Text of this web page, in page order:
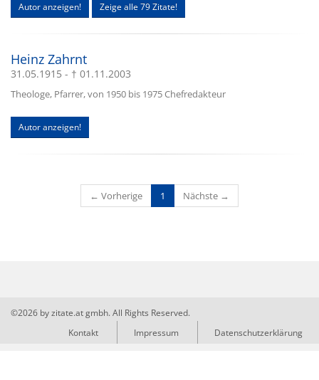
Autor anzeigen! Zeige alle 79 Zitate!
Heinz Zahrnt
31.05.1915 - † 01.11.2003
Theologe, Pfarrer, von 1950 bis 1975 Chefredakteur
Autor anzeigen!
← Vorherige 1 (current)
Nächste →
©2026 by zitate.at gmbh. All Rights Reserved.
Kontakt
Impressum Datenschutzerklärung